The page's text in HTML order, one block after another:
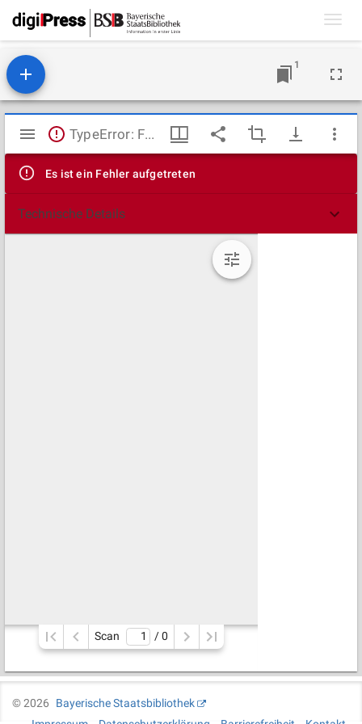
1
Mirador
Viewer
TypeError: Failed to fetch
Es ist ein Fehler aufgetreten
Technische Details
Scan / 0
©2026
Bayerische Staatsbibliothek